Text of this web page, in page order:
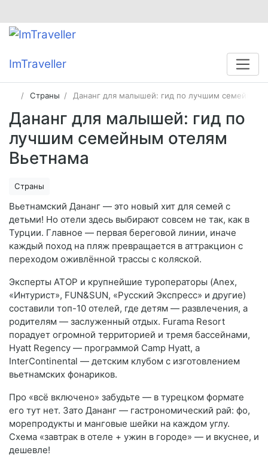
ImTraveller
Страны Дананг для малышей: гид по лучшим семейным
Дананг для малышей: гид по
лучшим семейным отелям
Вьетнама
Страны
Вьетнамский Дананг — это новый хит для семей с
детьми! Но отели здесь выбирают совсем не так, как в
Турции. Главное — первая береговой линии, иначе
каждый поход на пляж превращается в аттракцион с
переходом оживлённой трассы с коляской.
Эксперты АТОР и крупнейшие туроператоры (Anex,
«Интурист», FUN&SUN, «Русский Экспресс» и другие)
составили топ-10 отелей, где детям — развлечения, а
родителям — заслуженный отдых. Furama Resort
порадует огромной территорией и тремя бассейнами,
Hyatt Regency — программой Camp Hyatt, а
InterContinental — детским клубом с изготовлением
вьетнамских фонариков.
Про «всё включено» забудьте — в турецком формате
его тут нет. Зато Дананг — гастрономический рай: фо,
морепродукты и манговые шейки на каждом углу.
Схема «завтрак в отеле + ужин в городе» — и вкуснее, и
дешевле!